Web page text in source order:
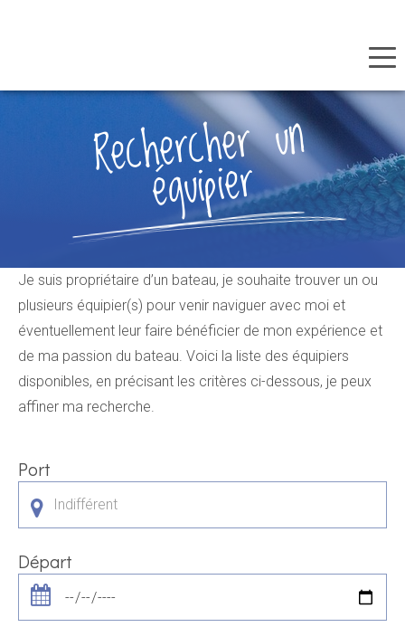
Rechercher
un
équipier
Je suis propriétaire d’un bateau, je souhaite trouver un ou
plusieurs équipier(s) pour venir naviguer avec moi et
éventuellement leur faire bénéficier de mon expérience et
de ma passion du bateau. Voici la liste des équipiers
disponibles, en précisant les critères ci-dessous, je peux
affiner ma recherche.
Port
Indifférent
Départ